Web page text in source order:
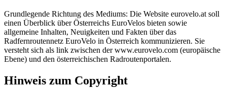
Grundlegende Richtung des Mediums: Die Website eurovelo.at soll
einen Überblick über Österreichs EuroVelos bieten sowie
allgemeine Inhalten, Neuigkeiten und Fakten über das
Radfernroutennetz EuroVelo in Österreich kommunizieren. Sie
versteht sich als link zwischen der www.eurovelo.com (europäische
Ebene) und den österreichischen Radroutenportalen.
Hinweis zum Copyright